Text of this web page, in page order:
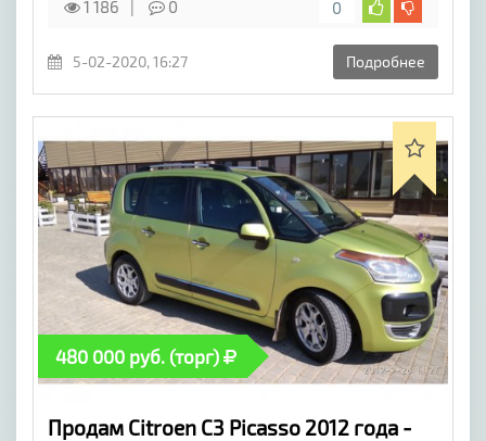
1 186 0 0
5-02-2020, 16:27 Подробнее
480 000 руб. (торг)
Продам Citroen C3 Picasso 2012 года -